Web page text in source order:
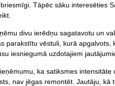
Tāpēc sāku interesēties
divu ierēdņu sagatavotu un
parakstītu vēstuli, kurā apgalvots,
iesniegumā uzdotajiem
ka satiksmes intensitāte
nav jēgas remontēt. Jautāju, kā